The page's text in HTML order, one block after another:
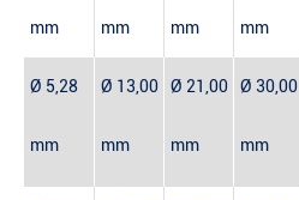
mm mm mm mm
Ø 5,28
mm
Ø 13,00
mm
Ø 21,00
mm
Ø 30,00
mm